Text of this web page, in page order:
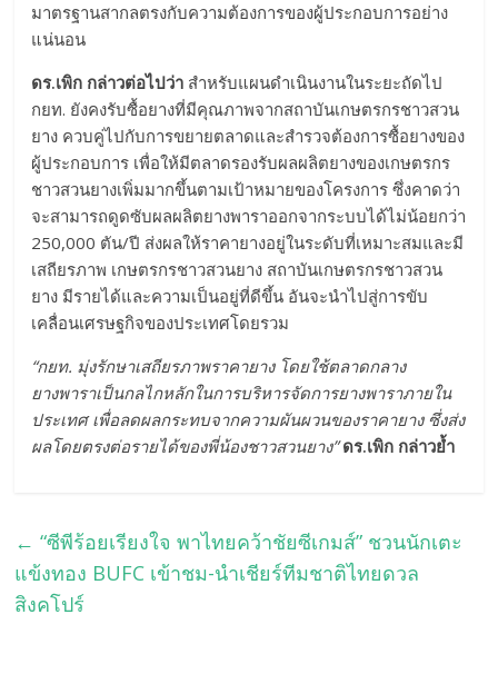
มาตรฐานสากลตรงกับความต้องการของผู้ประกอบการอย่าง
แน่นอน
ดร.เพิก กล่าวต่อไปว่า สำหรับแผนดำเนินงานในระยะถัดไป
กยท. ยังคงรับซื้อยางที่มีคุณภาพจากสถาบันเกษตรกรชาวสวน
ยาง ควบคู่ไปกับการขยายตลาดและสำรวจต้องการซื้อยางของ
ผู้ประกอบการ เพื่อให้มีตลาดรองรับผลผลิตยางของเกษตรกร
ชาวสวนยางเพิ่มมากขึ้นตามเป้าหมายของโครงการ ซึ่งคาดว่า
จะสามารถดูดซับผลผลิตยางพาราออกจากระบบได้ไม่น้อยกว่า
250,000 ตัน/ปี ส่งผลให้ราคายางอยู่ในระดับที่เหมาะสมและมี
เสถียรภาพ เกษตรกรชาวสวนยาง สถาบันเกษตรกรชาวสวน
ยาง มีรายได้และความเป็นอยู่ที่ดีขึ้น อันจะนำไปสู่การขับ
เคลื่อนเศรษฐกิจของประเทศโดยรวม
“กยท. มุ่งรักษาเสถียรภาพราคายาง โดยใช้ตลาดกลาง
ยางพาราเป็นกลไกหลักในการบริหารจัดการยางพาราภายใน
ประเทศ เพื่อลดผลกระทบจากความผันผวนของราคายาง ซึ่งส่ง
ผลโดยตรงต่อรายได้ของพี่น้องชาวสวนยาง”ดร.เพิก กล่าวย้ำ
← “ซีพีร้อยเรียงใจ พาไทยคว้าชัยซีเกมส์” ชวนนักเตะ
แข้งทอง BUFC เข้าชม-นำเชียร์ทีมชาติไทยดวล
สิงคโปร์